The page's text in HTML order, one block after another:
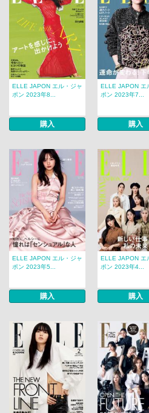
ELLE JAPON エル・ジャ
ポン 2023年8...
購入
ELLE JAPON エ
ポン 2023年7...
購入
ELLE JAPON エル・ジャ
ポン 2023年5...
購入
ELLE JAPON エ
ポン 2023年4...
購入